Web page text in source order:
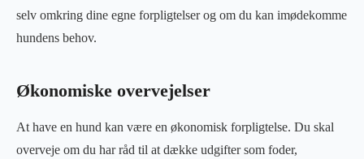
selv omkring dine egne forpligtelser og om du kan imødekomme
hundens behov.
Økonomiske overvejelser
At have en hund kan være en økonomisk forpligtelse. Du skal
overveje om du har råd til at dække udgifter som foder,